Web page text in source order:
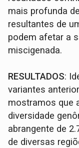
mais profunda
resultantes de
podem afetar a
miscigenada.
RESULTADOS:
variantes
mostramos que
diversidade
abrangente de
de diversas